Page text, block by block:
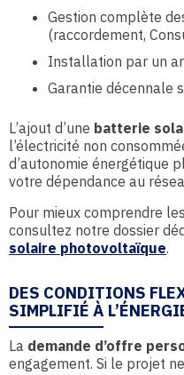
Gestion complète
(raccordement,
Installation par un
Garantie décennale
L’ajout d’une batterie
l’électricité non
d’autonomie énergétique
votre dépendance au
Pour mieux comprendre
consultez notre dossier
solaire photovoltaïque.
DES CONDITIONS
SIMPLIFIÉ À
La demande d’offre
engagement. Si le projet